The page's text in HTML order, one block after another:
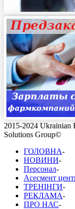
2015-2024 Ukrainian
Solutions Group©
ГОЛОВНА-
НОВИНИ-
Персонал-
Асесмент
ТРЕНІНГИ-
РЕКЛАМА-
ПРО НАС-